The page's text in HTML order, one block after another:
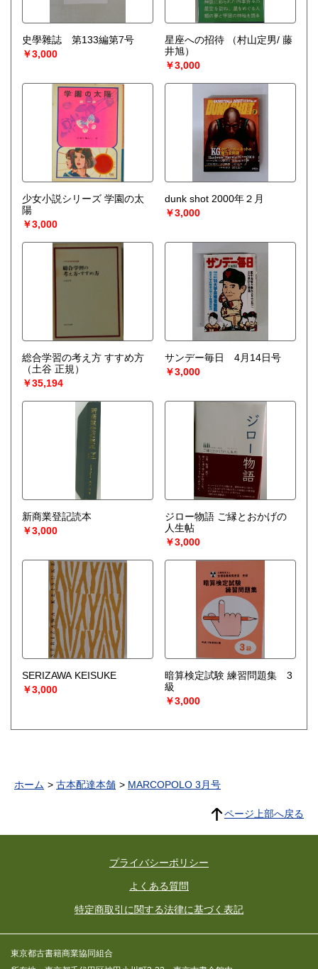
史學雜誌 第133編第7号
￥3,000
星座への招待
（村山定男/ 藤
井旭）
￥3,000
少女小説シリーズ 学園の太
陽
￥3,000
dunk shot 2000年２月
￥3,000
総合学習の考え方 すすめ方
（土谷 正規）
￥35,194
サンデー毎日 4月14日号
￥3,000
新商業登記読本
￥3,000
ジロー物語 ご縁とおかげの
人生帖
￥3,000
SERIZAWA KEISUKE
￥3,000
暗算検定試験 練習問題集 3
級
￥3,000
ホーム 古本配達本舗 MARCOPOLO 3月号
ページ上部へ戻る
プライバシーポリシー
よくある質問
特定商取引に関する法律に基づく表記
東京都古書籍商業協同組合